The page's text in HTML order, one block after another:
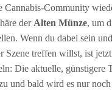
Cannabis-Community
derAlten Münze, um
Wenn du dabei sein
Szene treffen willst, ist
Die aktuelle, günstigere
und bald wird es nur